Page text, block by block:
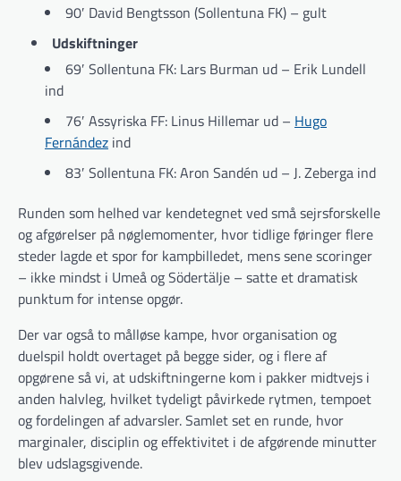
90′ David Bengtsson (Sollentuna FK) – gult
Udskiftninger
69′ Sollentuna FK: Lars Burman ud – Erik Lundell
ind
76′ Assyriska FF: Linus Hillemar ud – Hugo
Fernández ind
83′ Sollentuna FK: Aron Sandén ud – J. Zeberga ind
Runden som helhed var kendetegnet ved små sejrsforskelle
og afgørelser på nøglemomenter, hvor tidlige føringer flere
steder lagde et spor for kampbilledet, mens sene scoringer
– ikke mindst i Umeå og Södertälje – satte et dramatisk
punktum for intense opgør.
Der var også to målløse kampe, hvor organisation og
duelspil holdt overtaget på begge sider, og i flere af
opgørene så vi, at udskiftningerne kom i pakker midtvejs i
anden halvleg, hvilket tydeligt påvirkede rytmen, tempoet
og fordelingen af advarsler. Samlet set en runde, hvor
marginaler, disciplin og effektivitet i de afgørende minutter
blev udslagsgivende.